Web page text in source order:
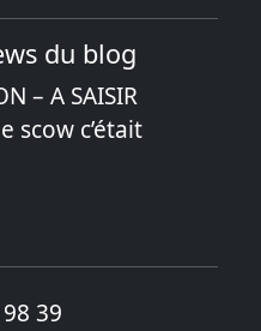
du blog
– A SAISIR
scow c’était
39